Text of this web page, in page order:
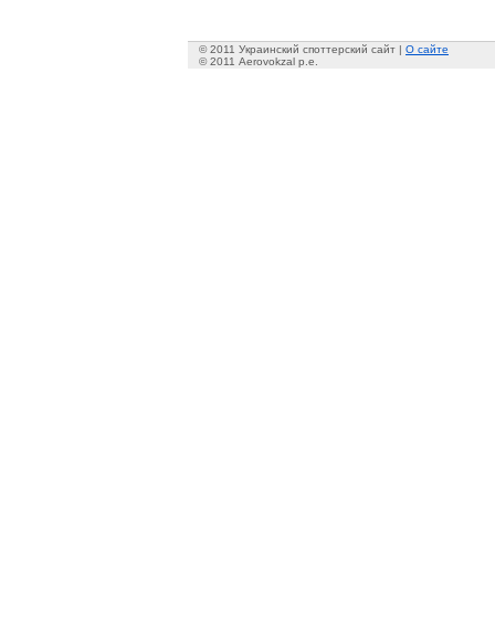
© 2011 Украинский споттерский сайт | О сайте
© 2011 Aerovokzal p.e.